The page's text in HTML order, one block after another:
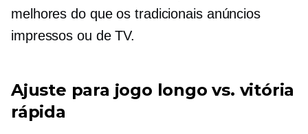
melhores do que os tradicionais anúncios
impressos ou de TV.
Ajuste para jogo longo vs. vitória
rápida